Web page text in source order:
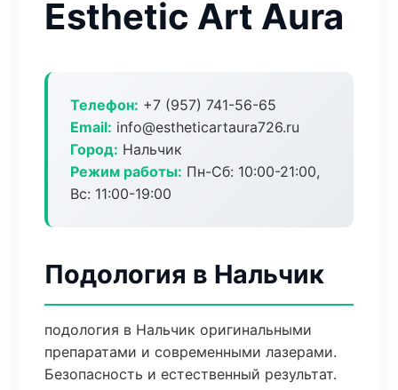
Esthetic Art Aura
Телефон: +7 (957) 741-56-65
Email: info@estheticartaura726.ru
Город: Нальчик
Режим работы: Пн-Сб: 10:00-21:00,
Вс: 11:00-19:00
Подология в Нальчик
подология в Нальчик оригинальными
препаратами и современными лазерами.
Безопасность и естественный результат.